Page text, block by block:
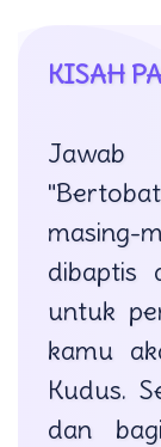
KISAH
Jawab
dibaptis
untuk
kamu
Kudus.
dan